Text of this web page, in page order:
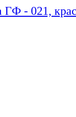
ГФ - 021,